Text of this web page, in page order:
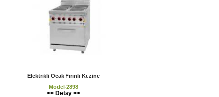
Elektrikli Ocak Fırınlı Kuzine
Model-2898
<< Detay >>